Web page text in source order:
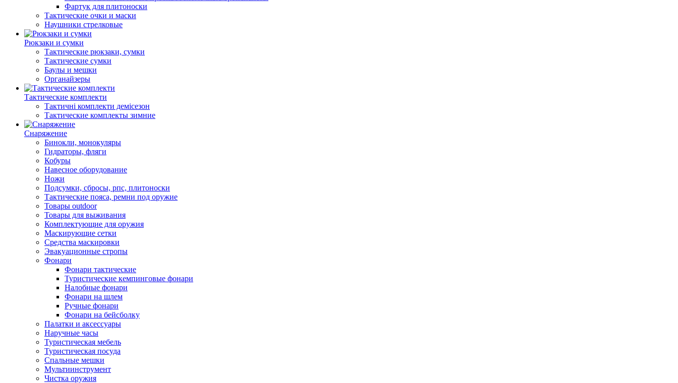
Фартук для плитоноски
Тактические очки и маски
Наушники стрелковые
Рюкзаки и сумки
Тактические рюкзаки, сумки
Тактические сумки
Баулы и мешки
Органайзеры
Тактические комплекти
Тактичні комплекти демісезон
Тактические комплекты зимние
Снаряжение
Бинокли, монокуляры
Гидраторы, фляги
Кобуры
Навесное оборудование
Ножи
Подсумки, сбросы, рпс, плитоноски
Тактические пояса, ремни под оружие
Товары outdoor
Товары для выживания
Комплектующие для оружия
Маскирующие сетки
Средства маскировки
Эвакуационные стропы
Фонари
Фонари тактические
Туристические кемпинговые фонари
Налобные фонари
Фонари на шлем
Ручные фонари
Фонари на бейсболку
Палатки и аксессуары
Наручные часы
Туристическая мебель
Туристическая посуда
Спальные мешки
Мультиинструмент
Чистка оружия